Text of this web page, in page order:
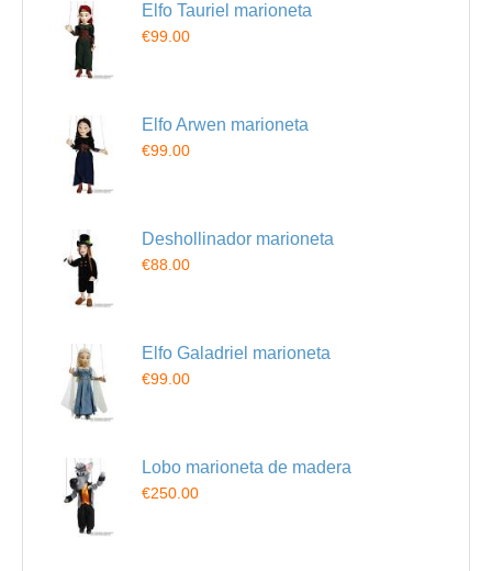
Elfo Tauriel marioneta
€99.00
Elfo Arwen marioneta
€99.00
Deshollinador marioneta
€88.00
Elfo Galadriel marioneta
€99.00
Lobo marioneta de madera
€250.00